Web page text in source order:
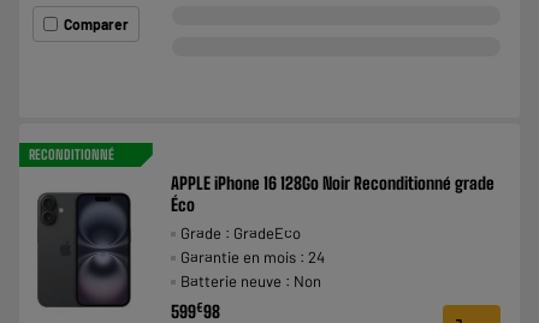
Comparer
RECONDITIONNÉ
APPLE iPhone 16 128Go Noir Reconditionné grade
Éco
Grade : GradeEco
Garantie en mois : 24
Batterie neuve : Non
599€98